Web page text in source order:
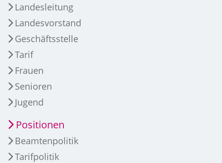
Landesleitung
Landesvorstand
Geschäftsstelle
Tarif
Frauen
Senioren
Jugend
Positionen
Beamtenpolitik
Tarifpolitik